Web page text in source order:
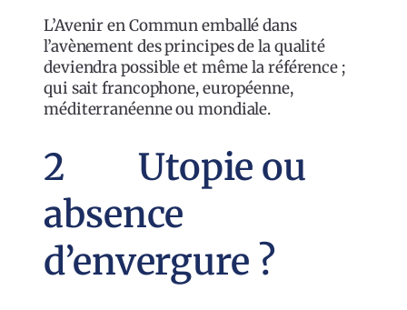
L’Avenir en Commun emballé dans
l’avènement des principes de la qualité
deviendra possible et même la référence ;
qui sait francophone, européenne,
méditerranéenne ou mondiale.
2 Utopie ou
absence
d’envergure ?